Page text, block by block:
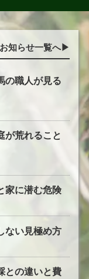
お知らせ一覧へ▶︎
の職人が見る
が荒れること
家に潜む危険
ない見極め方
との違いと費